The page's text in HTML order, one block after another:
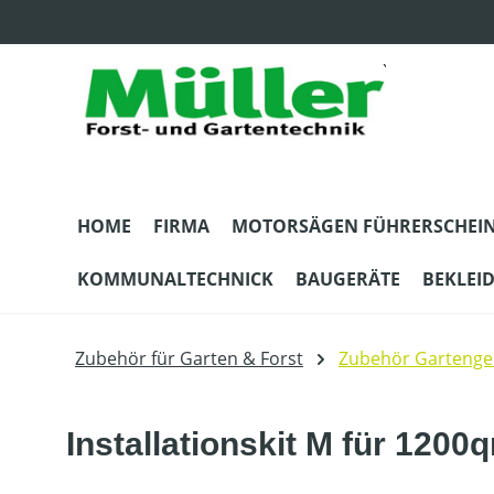
HOME FIRMA MOTORSÄGEN
KOMMUNALTECHNICK BAUGERÄTE
Zubehör für Garten & Forst Zubehör
Installationskit M für